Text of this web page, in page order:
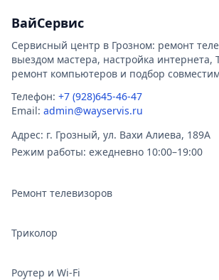
ВайСервис
Сервисный центр в Грозном: ремонт
выездом мастера, настройка интернета,
ремонт компьютеров и подбор
Телефон: +7 (928)645-46-47
Email: admin@wayservis.ru
Адрес: г. Грозный, ул. Вахи Алиева, 189А
Режим работы: ежедневно 10:00–19:00
Ремонт телевизоров
Триколор
Роутер и Wi‑Fi